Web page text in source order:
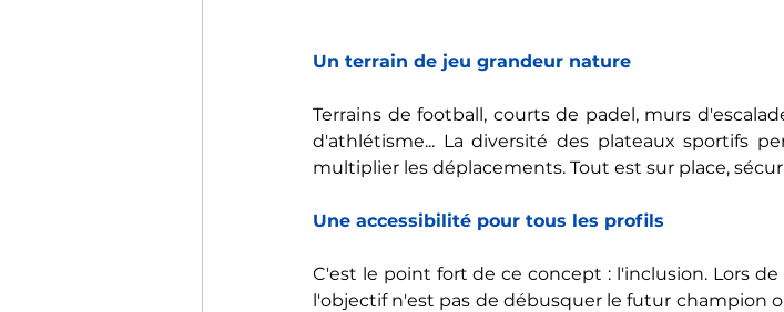
Un terrain de jeu grandeur nature
Terrains de football, courts de padel, murs
d'athlétisme... La diversité des plateaux sportifs
multiplier les déplacements. Tout est sur place,
Une accessibilité pour tous les profils
C'est le point fort de ce concept : l'inclusion. Lors
l'objectif n'est pas de débusquer le futur champion